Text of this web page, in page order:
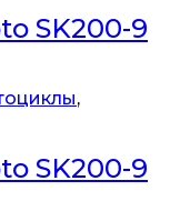
SK200-9
,
SK200-9